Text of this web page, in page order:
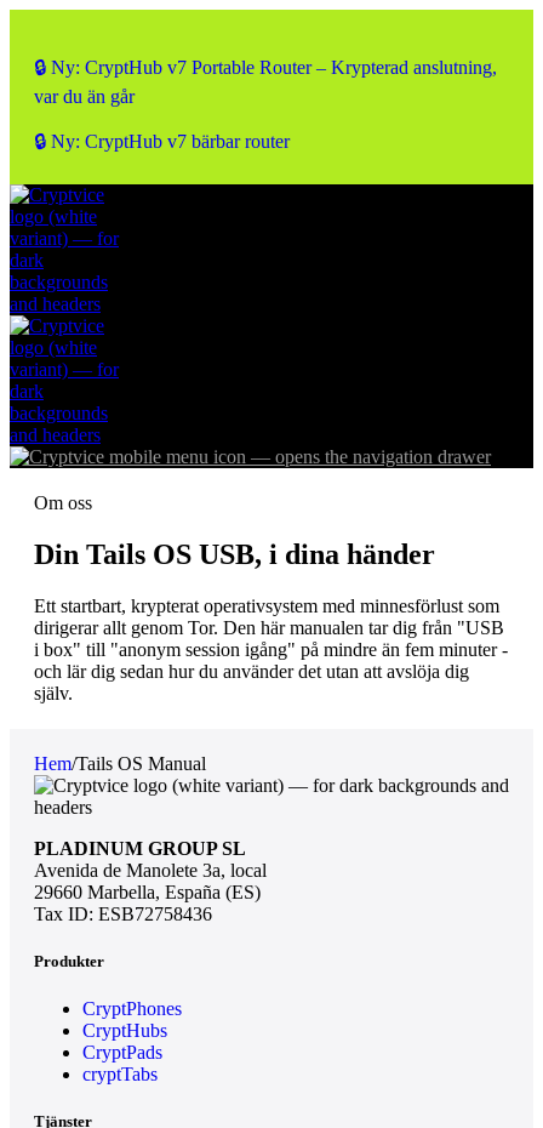
🔒 Ny: CryptHub v7 Portable Router – Krypterad anslutning,
var du än går
🔒 Ny: CryptHub v7 bärbar router
Om oss
Din Tails OS USB, i dina händer
Ett startbart, krypterat operativsystem med minnesförlust som
dirigerar allt genom Tor. Den här manualen tar dig från "USB
i box" till "anonym session igång" på mindre än fem minuter -
och lär dig sedan hur du använder det utan att avslöja dig
själv.
Hem/Tails OS Manual
PLADINUM GROUP SL
Avenida de Manolete 3a, local
29660 Marbella, España (ES)
Tax ID: ESB72758436
Produkter
CryptPhones
CryptHubs
CryptPads
cryptTabs
Tjänster